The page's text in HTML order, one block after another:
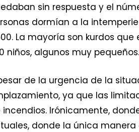
sin respuesta y el
dormían a la
La mayoría son kurdos
niños, algunos muy pequeños.
de la urgencia de la
ya que las
incendios. Irónicamente,
donde la única